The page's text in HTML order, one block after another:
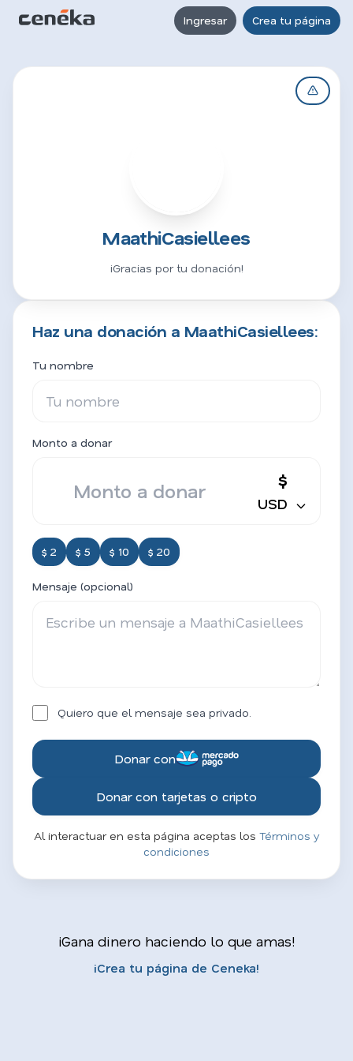
Ingresar Crea tu página
MaathiCasiellees
¡Gracias por tu donación!
Haz una donación a MaathiCasiellees:
Tu nombre
Monto a donar
$
USD
$ 2 $ 5 $ 10 $ 20
Mensaje (opcional)
Quiero que el mensaje sea privado.
Donar con
Donar con tarjetas o cripto
Al interactuar en esta página aceptas los Términos y
condiciones
¡Gana dinero haciendo lo que amas!
¡Crea tu página de Ceneka!